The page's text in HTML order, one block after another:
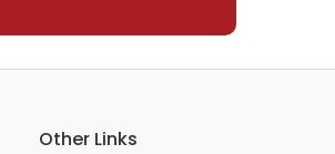
Other Links